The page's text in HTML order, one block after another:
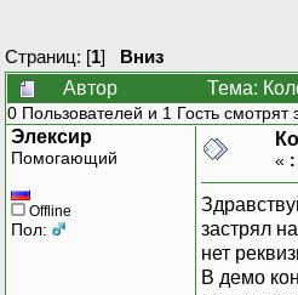
Страниц: [1] Вниз
Автор
Тема:
0 Пользователей и 1 Гость смотрят
Элексир
Помогающий
Offline
Пол:
« :
застрял
нет
В демо